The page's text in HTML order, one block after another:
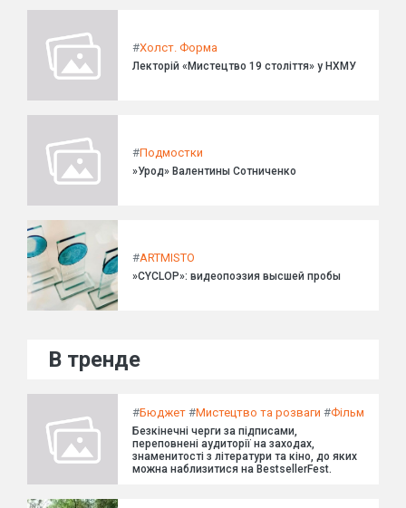
#Холст. Форма
Лекторій «Мистецтво 19 століття» у НХМУ
#Подмостки
»Урод» Валентины Сотниченко
#ARTMISTO
»CYCLOP»: видеопоэзия высшей пробы
В тренде
#Бюджет #Мистецтво та розваги #Фільм
Безкінечні черги за підписами,
переповнені аудиторії на заходах,
знаменитості з літератури та кіно, до яких
можна наблизитися на BestsellerFest.